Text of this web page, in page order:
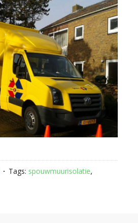
Tags: spouwmuurisolatie,